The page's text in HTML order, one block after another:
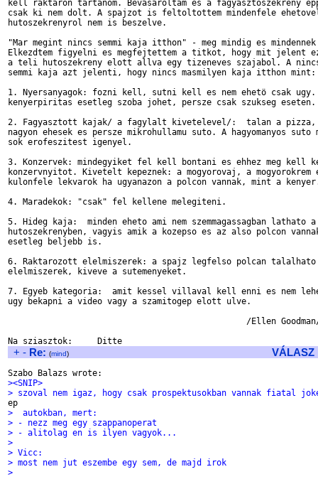
kell raktaron tartanom. Bevasaroltam es a fagyasztoszekreny
csak ki nem dolt. A spajzot is feltoltottem mindenfele
hutoszekrenyrol nem is beszelve.
"Mar megint nincs semmi kaja itthon" - meg mindig es
Elkezdtem figyelni es megfejtettem a titkot, hogy mit jelent ez
a teli hutoszekreny elott allva egy tizeneves szajabol. A
semmi kaja azt jelenti, hogy nincs masmilyen kaja itthon mint:
1. Nyersanyagok: fozni kell, sutni kell es nem ehetö csak ugy.
kenyerpiritas esetleg szoba johet, persze csak szukseg eseten.
2. Fagyasztott kajak/ a fagylalt kivetelevel/:  talan a pizza,
nagyon ehesek es persze mikrohullamu suto. A hagyomanyos
sok erofeszitest igenyel.
3. Konzervek: mindegyiket fel kell bontani es ehhez meg kell
konzervnyitot. Kivetelt kepeznek: a mogyorovaj, a mogyorokrem
kulonfele lekvarok ha ugyanazon a polcon vannak, mint a
4. Maradekok: "csak" fel kellene melegiteni.
5. Hideg kaja:  minden eheto ami nem szemmagassagban lathato a
hutoszekrenyben, vagyis amik a kozepso es az also polcon
esetleg beljebb is.
6. Raktarozott elelmiszerek: a spajz legfelso polcan talalhato
elelmiszerek, kiveve a sutemenyeket.
7. Egyeb kategoria:  amit kessel villaval kell enni es nem
ugy bekapni a video vagy a szamitogep elott ulve.
/Ellen
+ - Re: (mind) VÁLASZ
><SNIP>
> szoval nem igaz, hogy csak prospektusokban vannak fiatal
>  autokban, mert:
> - nezz meg egy szappanoperat
> - alitolag en is ilyen vagyok...
>
> Vicc:
> most nem jut eszembe egy sem, de majd irok
>